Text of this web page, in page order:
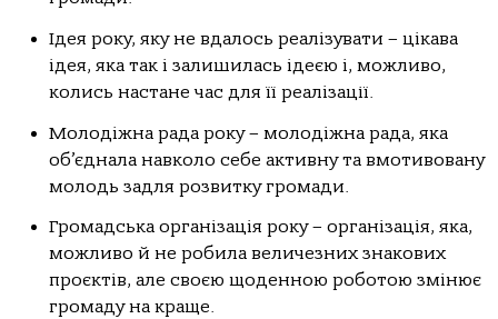
Ідея року, яку не вдалось реалізувати – цікава
ідея, яка так і залишилась ідеєю і, можливо,
колись настане час для її реалізації.
Молодіжна рада року – молодіжна рада, яка
об’єднала навколо себе активну та вмотивовану
молодь задля розвитку громади.
Громадська організація року – організація, яка,
можливо й не робила величезних знакових
проєктів, але своєю щоденною роботою змінює
громаду на краще.